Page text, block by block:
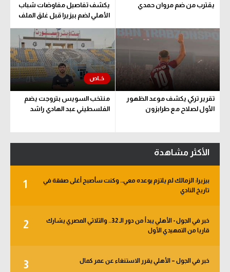
يقترب من ضم مروان حمدي
يكشف تفاصيل مفاوضات شباب
الأهلي لضم بيزيرا قبل غلق الملف
تقرير تركي يكشف موعد الظهور
الأول لصلاح مع طرابزون
منتخب السويس بتروجت يضم
الفلسطيني عبد الهادي راشد
الأكثر مشاهدة
1
بيزيرا: الزمالك لم يلتزم بوعده معي.. وكنت سأصبح أغلى صفقة في
تاريخ النادي
2
خبر في الجول - الأهلي يبدأ من دور الـ 32.. والثلاثي المصري يشارك
قاريا من التمهيدي الأول
3 خبر في الجول – الأهلي يقرر الاستنغاء عن عمر كمال